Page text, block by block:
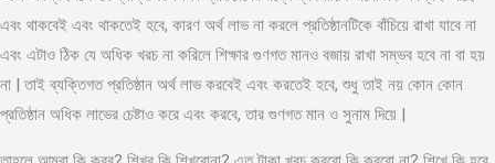
এবং থাকবেই এবং থাকতেই হবে, কারণ অর্থ লাভ না করলে প্রতিষ্ঠানটিকে বাঁচিয়ে রাখা যাবে না
এবং এটাও ঠিক যে অধিক খরচ না করিলে শিক্ষার গুণগত মানও বজায় রাখা সম্ভব হবে না বা হয়
না | তাই ব্যক্তিগত প্রতিষ্ঠান অর্থ লাভ করবেই এবং করতেই হবে, শুধু তাই নয় কোন কোন
প্রতিষ্ঠান অধিক লাভের চেষ্টাও করে এবং করবে, তার গুণগত মান ও সুনাম দিয়ে |